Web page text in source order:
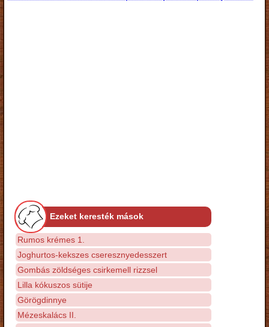
Ezeket keresték mások
Rumos krémes 1.
Joghurtos-kekszes cseresznyedesszert
Gombás zöldséges csirkemell rizzsel
Lilla kókuszos sütije
Görögdinnye
Mézeskalács II.